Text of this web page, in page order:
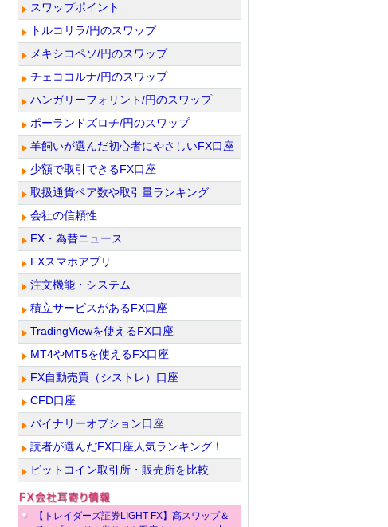
スワップポイント
トルコリラ/円のスワップ
メキシコペソ/円のスワップ
チェココルナ/円のスワップ
ハンガリーフォリント/円のスワップ
ポーランドズロチ/円のスワップ
羊飼いが選んだ初心者にやさしいFX口座
少額で取引できるFX口座
取扱通貨ペア数や取引量ランキング
会社の信頼性
FX・為替ニュース
FXスマホアプリ
注文機能・システム
積立サービスがあるFX口座
TradingViewを使えるFX口座
MT4やMT5を使えるFX口座
FX自動売買（シストレ）口座
CFD口座
バイナリーオプション口座
読者が選んだFX口座人気ランキング！
ビットコイン取引所・販売所を比較
【トレイダーズ証券LIGHT FX】高スワップ＆